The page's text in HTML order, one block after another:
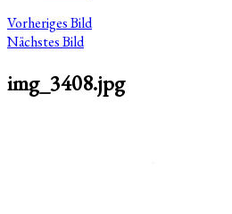
Vorheriges Bild
Nächstes Bild
img_3408.jpg